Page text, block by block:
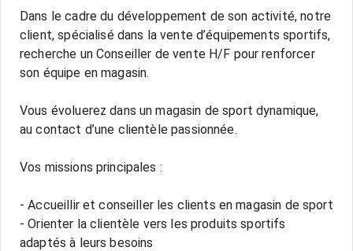
Dans le cadre du développement de son activité, notre
client, spécialisé dans la vente d’équipements sportifs,
recherche un Conseiller de vente H/F pour renforcer
son équipe en magasin.
Vous évoluerez dans un magasin de sport dynamique,
au contact d’une clientèle passionnée.
Vos missions principales :
- Accueillir et conseiller les clients en magasin de sport
- Orienter la clientèle vers les produits sportifs
adaptés à leurs besoins